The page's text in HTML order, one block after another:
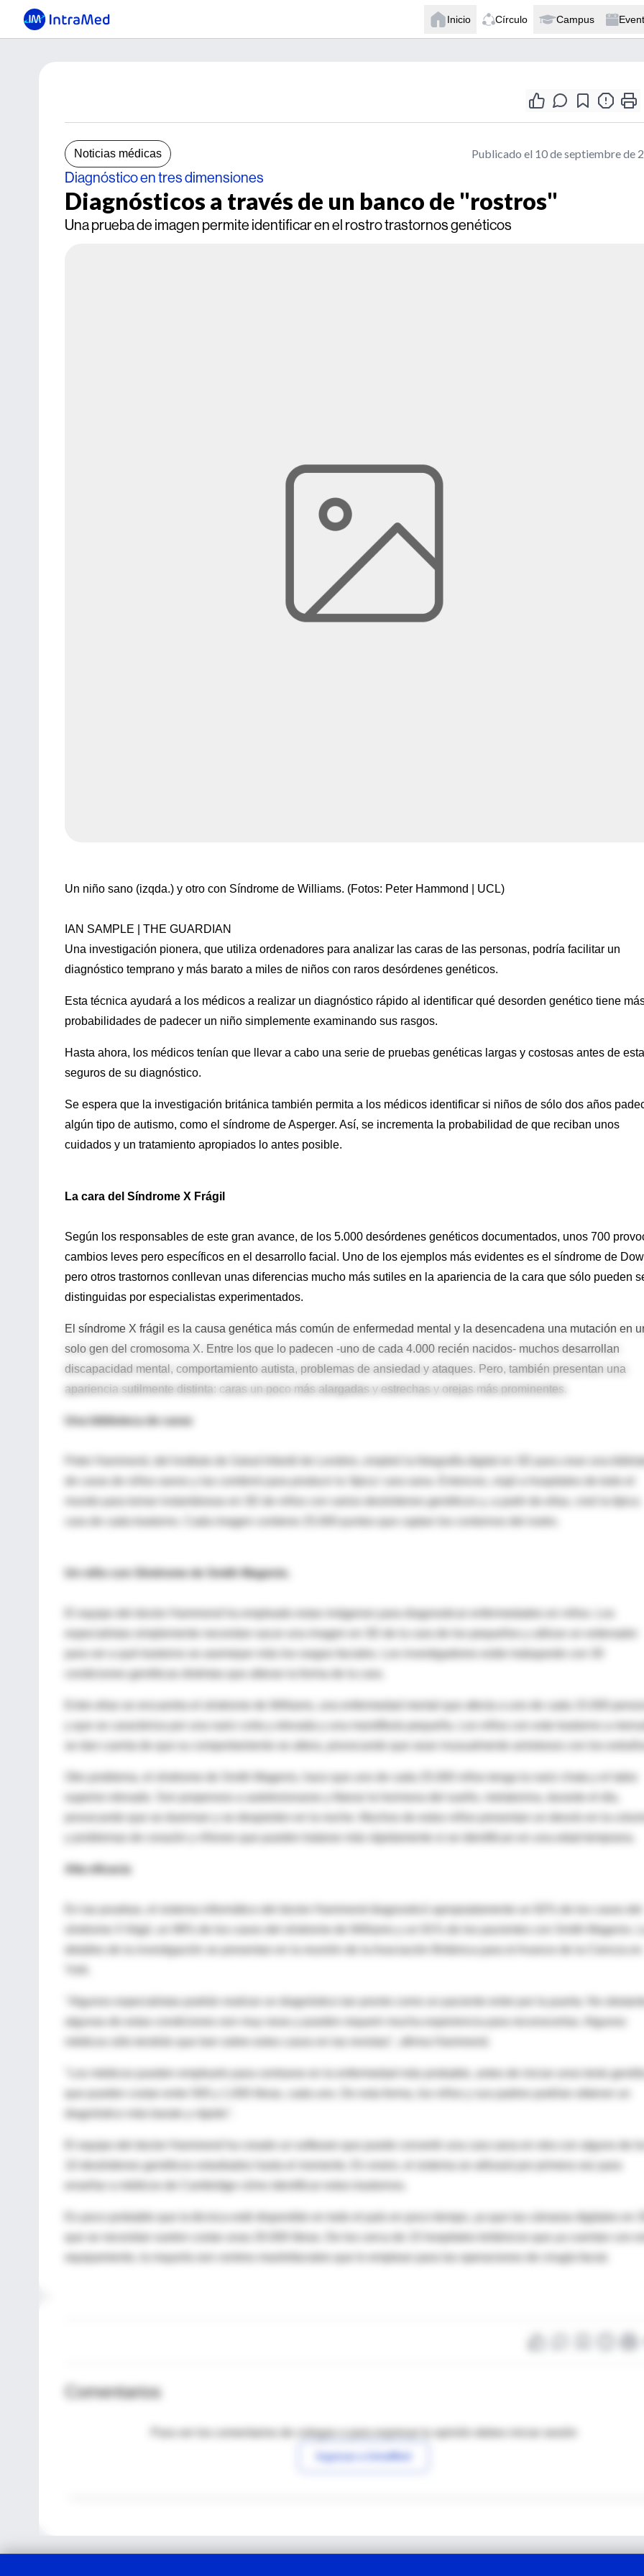
Inicio Círculo Campus
Noticias médicas Publicado el 10 de septiembre de
Diagnóstico en tres dimensiones
Diagnósticos a través de un banco de "rostros"
Una prueba de imagen permite identificar en el rostro trastornos genéticos
Un niño sano (izqda.) y otro con Síndrome de Williams. (Fotos: Peter Hammond | UCL)
IAN SAMPLE | THE GUARDIAN
Una investigación pionera, que utiliza ordenadores para analizar las caras de las personas, podría facilitar un
diagnóstico temprano y más barato a miles de niños con raros desórdenes genéticos.
Esta técnica ayudará a los médicos a realizar un diagnóstico rápido al identificar qué desorden genético tiene
probabilidades de padecer un niño simplemente examinando sus rasgos.
Hasta ahora, los médicos tenían que llevar a cabo una serie de pruebas genéticas largas y costosas antes de
seguros de su diagnóstico.
Se espera que la investigación británica también permita a los médicos identificar si niños de sólo dos años
algún tipo de autismo, como el síndrome de Asperger. Así, se incrementa la probabilidad de que reciban unos
cuidados y un tratamiento apropiados lo antes posible.
La cara del Síndrome X Frágil
Según los responsables de este gran avance, de los 5.000 desórdenes genéticos documentados, unos 700
cambios leves pero específicos en el desarrollo facial. Uno de los ejemplos más evidentes es el síndrome de
pero otros trastornos conllevan unas diferencias mucho más sutiles en la apariencia de la cara que sólo pueden
distinguidas por especialistas experimentados.
El síndrome X frágil es la causa genética más común de enfermedad mental y la desencadena una mutación en
solo gen del cromosoma X. Entre los que lo padecen -uno de cada 4.000 recién nacidos- muchos desarrollan
discapacidad mental, comportamiento autista, problemas de ansiedad y ataques. Pero, también presentan una
apariencia sutilmente distinta: caras un poco más alargadas y estrechas y orejas más prominentes.
Una biblioteca de caras
Peter Hammond, del Instituto de Salud Infantil de Londres, empleó la fotografía digital en 3D para crear una
mundo para tomar instantáneas en 3D de niños con varios desórdenes genéticos y, a partir de ellas, creó la típica
cara de cada trastorno. Cada imagen contiene 25.000 puntos que captan los contornos del rostro.
Un niño con Síndrome de Smith Magenis.
El equipo del doctor Hammond ha empleado estas imágenes para diagnosticar enfermedades en niños. Los
especialistas simplemente necesitan sacar una imagen en 3D de la cara de los pequeños y utilizar un ordenador
para ver a qué trastorno se asemejan más los rasgos faciales. Los investigadores están trabajando con 30
condiciones genéticas distintas que alteran la forma de la cara.
y que se caracteriza por una nariz corta y elevada y una mandíbula pequeña. Los niños con este trastorno a
se dan cuenta de que su comportamiento se altera, provocando que sean inusualmente amistosos con los
Otro problema, el síndrome de Smith Magenis, hace que uno de cada 25.000 niños tenga la nariz chata y el labio
superior elevado. Son propensos a autolesionarse y liberar la hormona del sueño, melatonina, durante el día,
Alta eficacia
En las pruebas, el sistema informático del doctor Hammond diagnosticó apropiadamente un 92% de los casos del
síndrome X frágil, un 98% de los casos del síndrome de Williams y un 91% de los pacientes con Smith Magenis.
detalles de la investigación se presentan en la reunión de la Asociación Británica para el Avance de la Ciencia en
"Algunos especialistas podrán realizar un diagnóstico tan pronto como un paciente entre por la puerta. No
algunas de estas condiciones son muy raras y pueden requerir mucha experiencia para reconocerlas. Algunos
"Los médicos pueden emplearlo para centrarse en la enfermedad más probable, antes de iniciar unos tests
diagnóstico más barato y rápido".
El equipo del doctor Hammond ha creado un software que puede convertir una cara sana en otra con alguno de los
10 desórdenes genéticos estudiados hasta el momento. En enero, el sistema se utilizará por primera vez para
enseñar a médicos de Cambridge cómo identificar estos trastornos.
Es poco probable que la técnica esté disponible en todo el país en poco tiempo, ya que las cámaras digitales en
equipamiento, la mayoría son centros maxilofaciales que lo emplean para las operaciones de cirugía facial.
Comentarios
Para ver los comentarios de colegas o para expresar tu opinión debes iniciar sesión
Ingresar a IntraMed